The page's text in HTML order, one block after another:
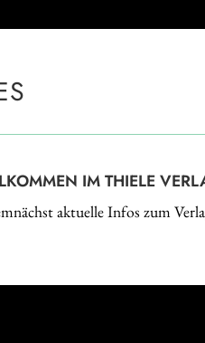
IM THIELE
aktuelle Infos zum